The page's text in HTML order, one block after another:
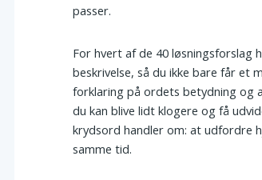
passer.
For hvert af de 40 løsningsforslag
beskrivelse, så du ikke bare får et
forklaring på ordets betydning og
du kan blive lidt klogere og få
krydsord handler om: at udfordre
samme tid.